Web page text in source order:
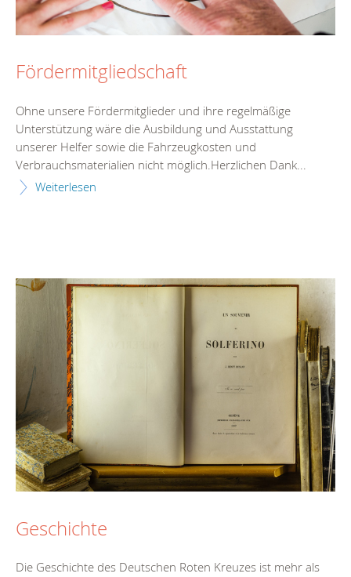
Fördermitgliedschaft
Ohne unsere Fördermitglieder und ihre regelmäßige
Unterstützung wäre die Ausbildung und Ausstattung
unserer Helfer sowie die Fahrzeugkosten und
Verbrauchsmaterialien nicht möglich.Herzlichen Dank...
Weiterlesen
Geschichte
Die Geschichte des Deutschen Roten Kreuzes ist mehr als